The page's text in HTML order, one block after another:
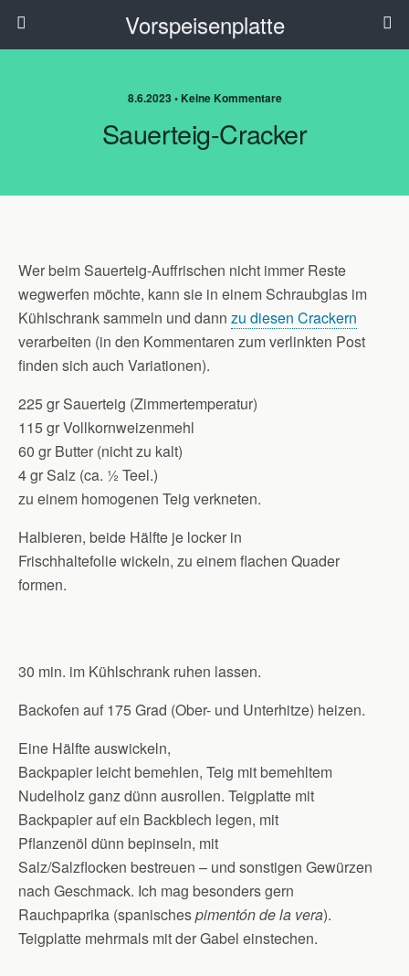
Vorspeisenplatte
8.6.2023 • Keine Kommentare
Sauerteig-Cracker
Wer beim Sauerteig-Auffrischen nicht immer Reste
wegwerfen möchte, kann sie in einem Schraubglas im
Kühlschrank sammeln und dann zu diesen Crackern
verarbeiten (in den Kommentaren zum verlinkten Post
finden sich auch Variationen).
225 gr Sauerteig (Zimmertemperatur)
115 gr Vollkornweizenmehl
60 gr Butter (nicht zu kalt)
4 gr Salz (ca. ½ Teel.)
zu einem homogenen Teig verkneten.
Halbieren, beide Hälfte je locker in
Frischhaltefolie wickeln, zu einem flachen Quader
formen.
30 min. im Kühlschrank ruhen lassen.
Backofen auf 175 Grad (Ober- und Unterhitze) heizen.
Eine Hälfte auswickeln,
Backpapier leicht bemehlen, Teig mit bemehltem
Nudelholz ganz dünn ausrollen. Teigplatte mit
Backpapier auf ein Backblech legen, mit
Pflanzenöl dünn bepinseln, mit
Salz/Salzflocken bestreuen – und sonstigen Gewürzen
nach Geschmack. Ich mag besonders gern
Rauchpaprika (spanischespimentón de la vera).
Teigplatte mehrmals mit der Gabel einstechen.